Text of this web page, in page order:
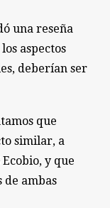
una reseña
aspectos
deberían ser
que
similar, a
y que
de ambas